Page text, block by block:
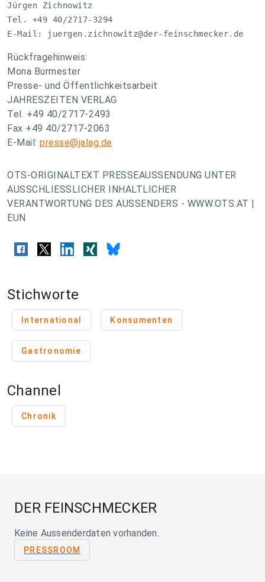
Jürgen Zichnowitz
Tel. +49 40/2717-3294
E-Mail:
juergen.zichnowitz@der-feinschmecker.de
Rückfragehinweis:
Mona Burmester
Presse- und Öffentlichkeitsarbeit
JAHRESZEITEN VERLAG
Tel. +49 40/2717-2493
Fax +49 40/2717-2063
E-Mail: presse@jalag.de
OTS-ORIGINALTEXT PRESSEAUSSENDUNG UNTER
AUSSCHLIESSLICHER INHALTLICHER
VERANTWORTUNG DES AUSSENDERS - WWW.OTS.AT |
EUN
Stichworte
International Konsumenten
Gastronomie
Channel
Chronik
DER FEINSCHMECKER
Keine Aussenderdaten vorhanden.
PRESSROOM